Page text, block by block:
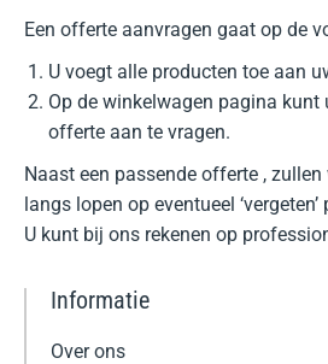
Een offerte aanvragen gaat op de
U voegt alle producten toe aan
Op de winkelwagen pagina kunt
offerte aan te vragen.
Naast een passende offerte ,
langs lopen op eventueel ‘vergeten’
U kunt bij ons rekenen op
Informatie
Over ons